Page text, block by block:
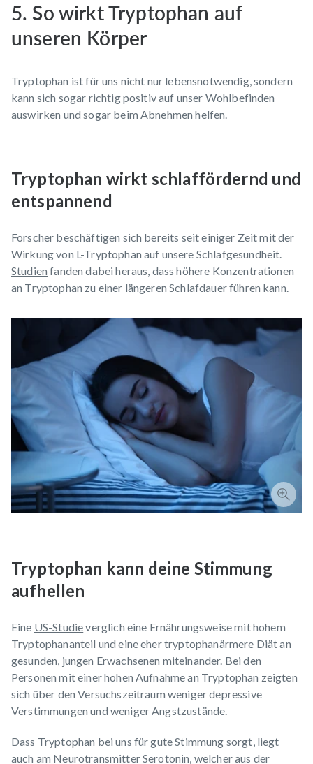
5. So wirkt Tryptophan auf
unseren Körper
Tryptophan ist für uns nicht nur lebensnotwendig, sondern
kann sich sogar richtig positiv auf unser Wohlbefinden
auswirken und sogar beim Abnehmen helfen.
Tryptophan wirkt schlaffördernd und
entspannend
Forscher beschäftigen sich bereits seit einiger Zeit mit der
Wirkung von L-Tryptophan auf unsere Schlafgesundheit.
Studien fanden dabei heraus, dass höhere Konzentrationen
an Tryptophan zu einer längeren Schlafdauer führen kann.
Tryptophan kann deine Stimmung
aufhellen
Eine US-Studieverglich eine Ernährungsweise mit hohem
Tryptophananteil und eine eher tryptophanärmere Diät an
gesunden, jungen Erwachsenen miteinander. Bei den
Personen mit einer hohen Aufnahme an Tryptophan zeigten
sich über den Versuchszeitraum weniger depressive
Verstimmungen und weniger Angstzustände.
Dass Tryptophan bei uns für gute Stimmung sorgt, liegt
auch am Neurotransmitter Serotonin, welcher aus der